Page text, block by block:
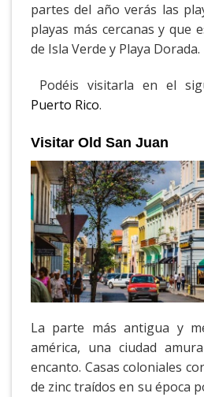
partes del año verás las
playas más cercanas y que
de Isla Verde y Playa Dorada.
Podéis visitarla en el
Puerto Rico.
Visitar Old San Juan
La parte más antigua y
américa, una ciudad
encanto. Casas coloniales
de zinc traídos en su época